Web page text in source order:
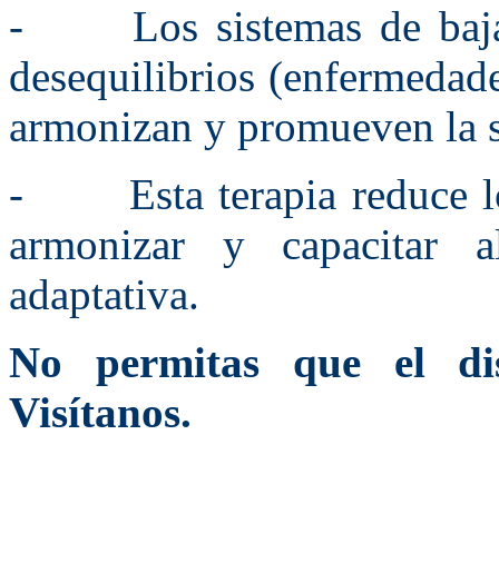
- Los sistemas de baja
desequilibrios
armonizan y promueven la
- Esta terapia reduce
armonizar y capacitar
adaptativa.
No permitas que el
Visítanos.